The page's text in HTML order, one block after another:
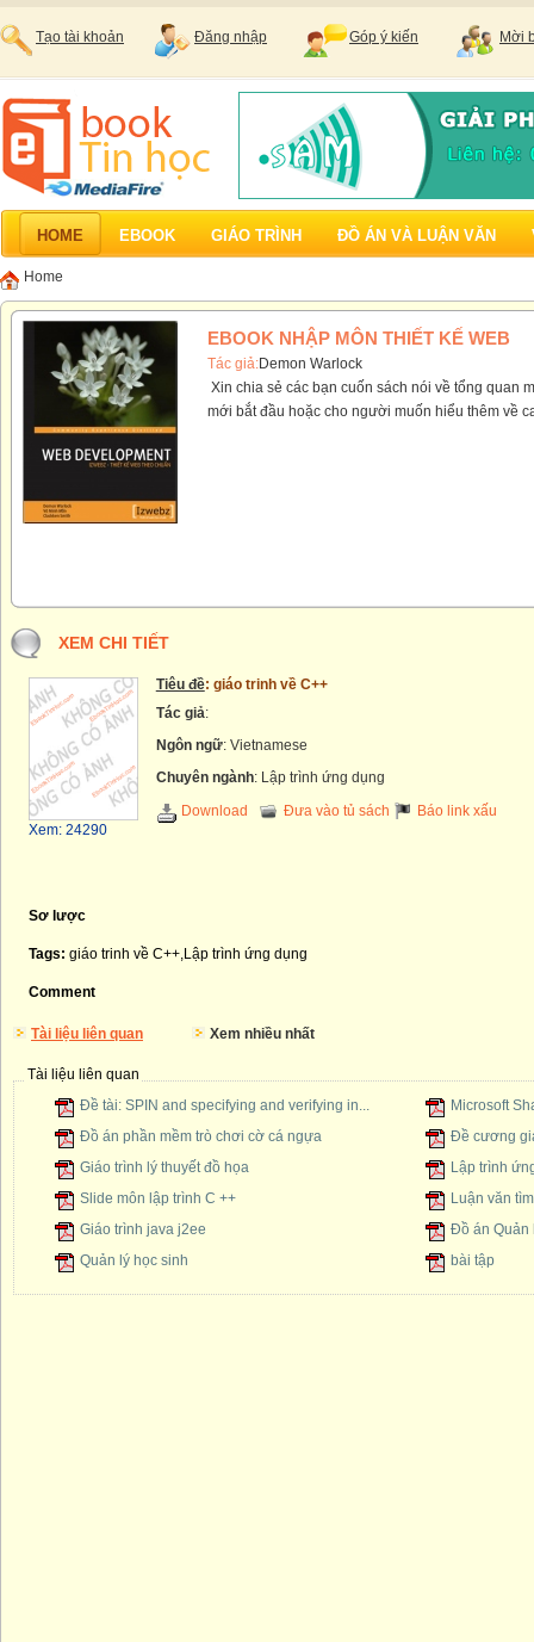
Tạo tài khoản Đăng nhập Góp ý kiến Mời
HOME EBOOK GIÁO TRÌNH ĐỒ ÁN VÀ LUẬN VĂN
Home
EBOOK NHẬP MÔN THIẾT KẾ WEB
Tác giả:Demon Warlock
Xin chia sẻ các bạn cuốn sách nói về tổng quan
mới bắt đầu hoặc cho người muốn hiểu thêm về
XEM CHI TIẾT
Xem: 24290
Tiêu đề: giáo trinh về C++
Tác giả:
Ngôn ngữ: Vietnamese
Chuyên ngành: Lập trình ứng dụng
Download
Đưa vào tủ sách Báo link xấu
Sơ lược
Tags: giáo trinh về C++,Lập trình ứng dụng
Comment
Tài liệu liên quan Xem nhiều nhất
Tài liệu liên quan
Đề tài: SPIN and specifying and verifying in...
Microsoft
Đồ án phần mềm trò chơi cờ cá ngựa
Đề cương
Giáo trình lý thuyết đồ họa
Lập trình
Slide môn lập trình C ++
Luận văn
Giáo trình java j2ee
Đồ án Quản
Quản lý học sinh
bài tập